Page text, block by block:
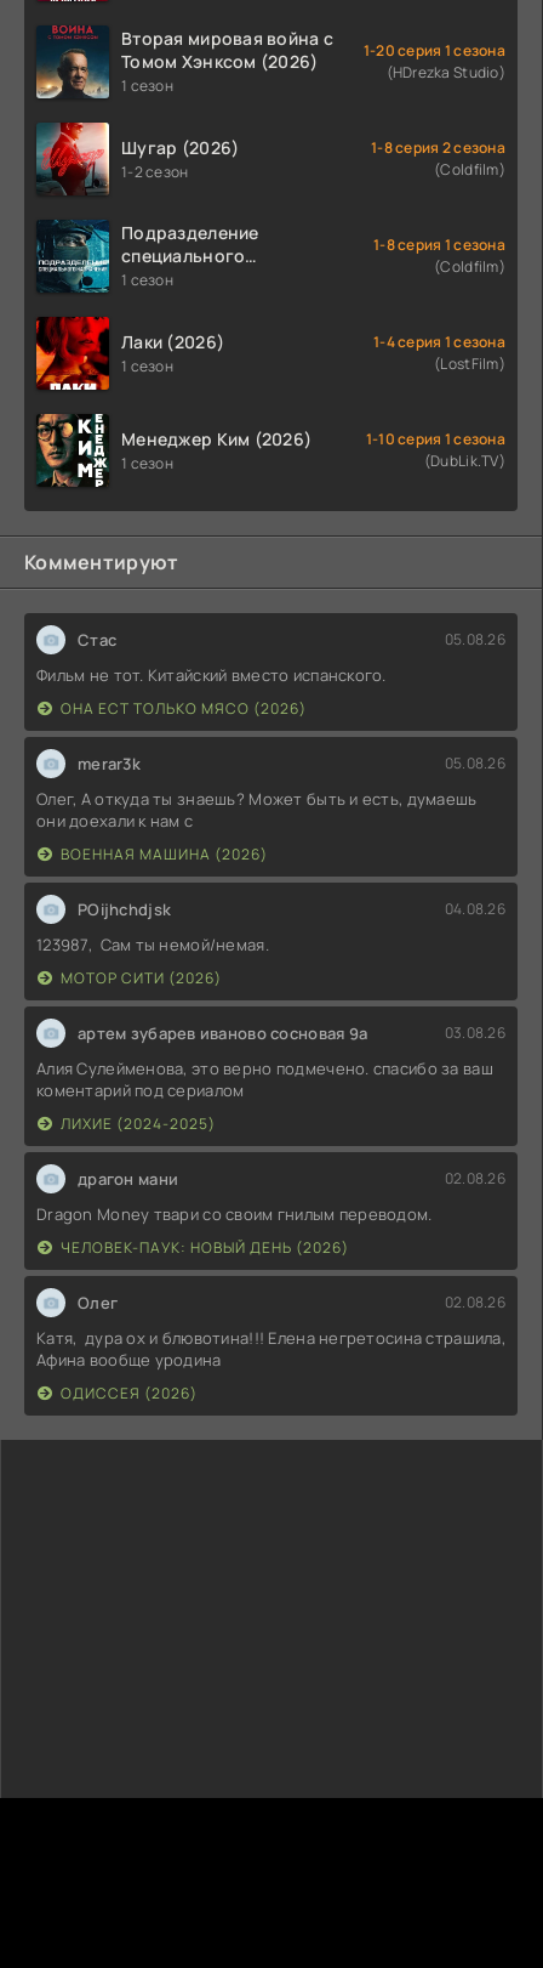
Вторая мировая война с
Томом Хэнксом (2026)
1 сезон
1-20 серия 1 сезона
(HDrezka Studio)
Шугар (2026)
1-2 сезон
1-8 серия 2 сезона
(Coldfilm)
Подразделение
специального
назначения (2026)
1 сезон
1-8 серия 1 сезона
(Coldfilm)
Лаки (2026)
1 сезон
1-4 серия 1 сезона
(LostFilm)
Менеджер Ким (2026)
1 сезон
1-10 серия 1 сезона
(DubLik.TV)
Комментируют
Стас 05.08.26
Фильм не тот. Китайский вместо испанского.
ОНА ЕСТ ТОЛЬКО МЯСО (2026)
merar3k 05.08.26
Олег, А откуда ты знаешь? Может быть и есть, думаешь
они доехали к нам с
ВОЕННАЯ МАШИНА (2026)
POijhchdjsk 04.08.26
123987, Сам ты немой/немая.
МОТОР СИТИ (2026)
артем зубарев иваново сосновая 9а 03.08.26
Алия Сулейменова, это верно подмечено. спасибо за ваш
коментарий под сериалом
ЛИХИЕ (2024-2025)
драгон мани 02.08.26
Dragon Money твари со своим гнилым переводом.
ЧЕЛОВЕК-ПАУК: НОВЫЙ ДЕНЬ (2026)
Олег 02.08.26
Катя, дура ох и блювотина!!! Елена негретосина страшила,
Афина вообще уродина
ОДИССЕЯ (2026)